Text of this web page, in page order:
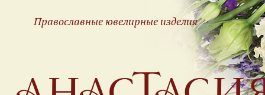
Православные ювелирные изделия